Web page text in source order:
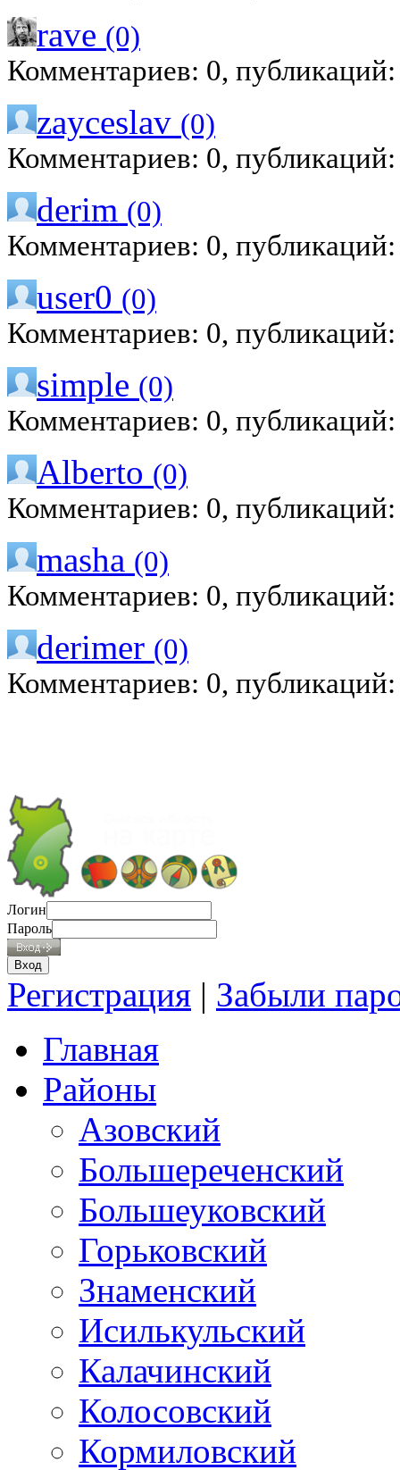
rave (0)
Комментариев: 0,
zayceslav (0)
Комментариев: 0,
derim (0)
Комментариев: 0,
user0 (0)
Комментариев: 0,
simple (0)
Комментариев: 0,
Alberto (0)
Комментариев: 0,
masha (0)
Комментариев: 0,
derimer (0)
Комментариев: 0,
Логин
Пароль
Регистрация | Забыли
Главная
Районы
Азовский
Большереченский
Большеуковский
Горьковский
Знаменский
Исилькульский
Калачинский
Колосовский
Кормиловский